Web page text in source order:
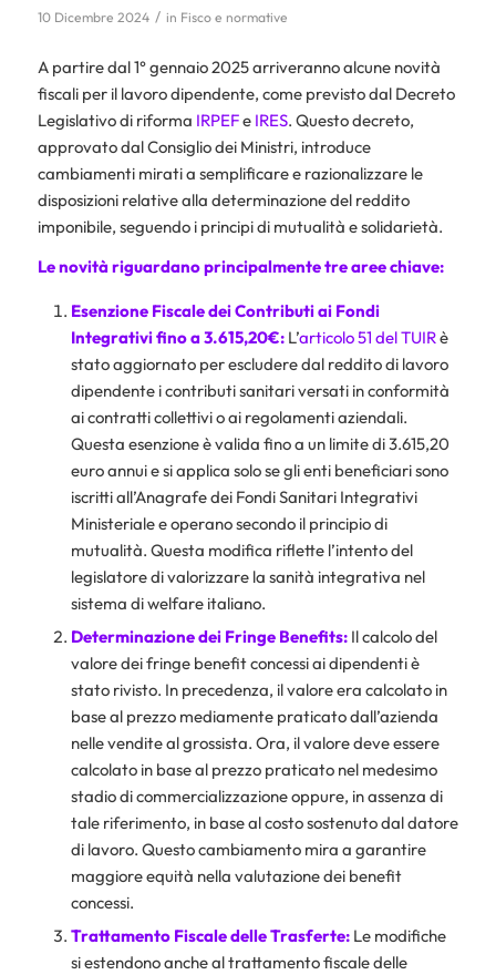
10 Dicembre 2024 / in Fisco e normative
A partire dal 1° gennaio 2025 arriveranno alcune novità
fiscali per il lavoro dipendente, come previsto dal Decreto
Legislativo di riforma IRPEFe IRES. Questo decreto,
approvato dal Consiglio dei Ministri, introduce
cambiamenti mirati a semplificare e razionalizzare le
disposizioni relative alla determinazione del reddito
imponibile, seguendo i principi di mutualità e solidarietà.
Le novità riguardano principalmente tre aree chiave:
Esenzione Fiscale dei Contributi ai Fondi
Integrativi fino a 3.615,20€:L’articolo 51 del TUIRè
stato aggiornato per escludere dal reddito di lavoro
dipendente i contributi sanitari versati in conformità
ai contratti collettivi o ai regolamenti aziendali.
Questa esenzione è valida fino a un limite di 3.615,20
euro annui e si applica solo se gli enti beneficiari sono
iscritti all’Anagrafe dei Fondi Sanitari Integrativi
Ministeriale e operano secondo il principio di
mutualità. Questa modifica riflette l’intento del
legislatore di valorizzare la sanità integrativa nel
sistema di welfare italiano.
Determinazione dei Fringe Benefits:Il calcolo del
valore dei fringe benefit concessi ai dipendenti è
stato rivisto. In precedenza, il valore era calcolato in
base al prezzo mediamente praticato dall’azienda
nelle vendite al grossista. Ora, il valore deve essere
calcolato in base al prezzo praticato nel medesimo
stadio di commercializzazione oppure, in assenza di
tale riferimento, in base al costo sostenuto dal datore
di lavoro. Questo cambiamento mira a garantire
maggiore equità nella valutazione dei benefit
concessi.
Trattamento Fiscale delle Trasferte:Le modifiche
si estendono anche al trattamento fiscale delle